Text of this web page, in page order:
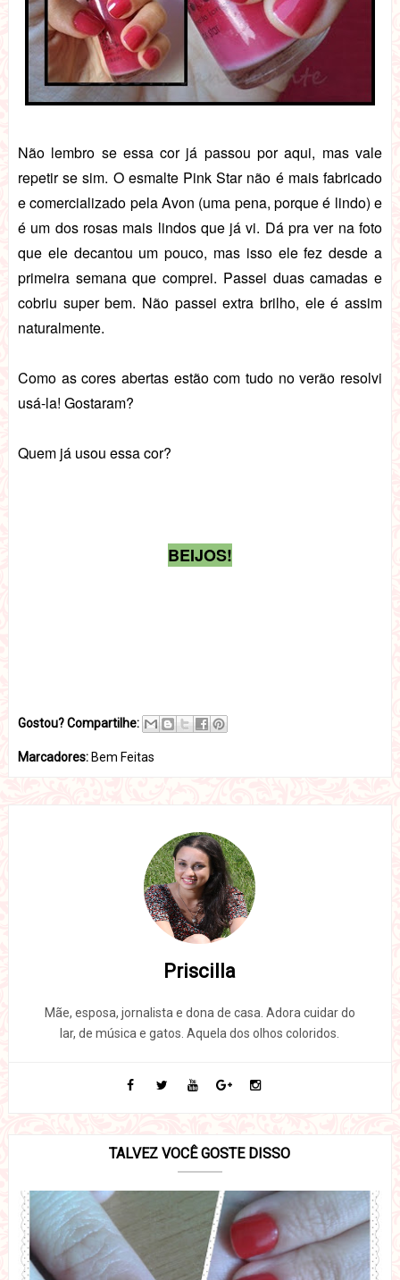
Não lembro se essa cor já passou por aqui, mas vale
repetir se sim. O esmalte Pink Star não é mais fabricado
e comercializado pela Avon (uma pena, porque é lindo) e
é um dos rosas mais lindos que já vi. Dá pra ver na foto
que ele decantou um pouco, mas isso ele fez desde a
primeira semana que comprei. Passei duas camadas e
cobriu super bem. Não passei extra brilho, ele é assim
naturalmente.
Como as cores abertas estão com tudo no verão resolvi
usá-la! Gostaram?
Quem já usou essa cor?
BEIJOS!
Gostou? Compartilhe:
Marcadores: Bem Feitas
Priscilla
Mãe, esposa, jornalista e dona de casa. Adora cuidar do
lar, de música e gatos. Aquela dos olhos coloridos.
TALVEZ VOCÊ GOSTE DISSO